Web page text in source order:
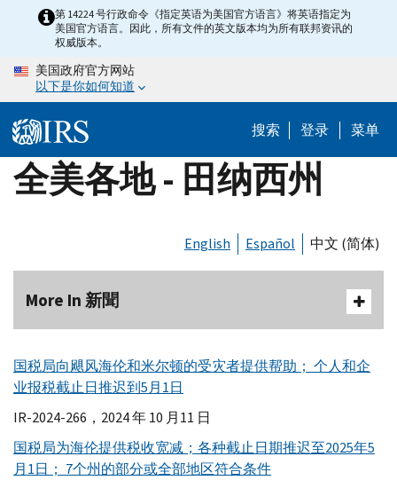
content
第 14224 号行政命令《指定英语为美国官方语言》将英语指定为
美国官方语言。因此，所有文件的英文版本均为所有联邦资讯的
权威版本。
美国政府官方网站
以下是你如何知道
搜索 登录 菜单
全美各地 - 田纳西州
English Español 中文 (简体)
More In 新聞
国税局向飓风海伦和米尔顿的受灾者提供帮助； 个人和企
业报税截止日推迟到5月1日
IR-2024-266，2024 年 10 月11 日
国税局为海伦提供税收宽减；各种截止日期推迟至2025年5
月1日； 7个州的部分或全部地区符合条件